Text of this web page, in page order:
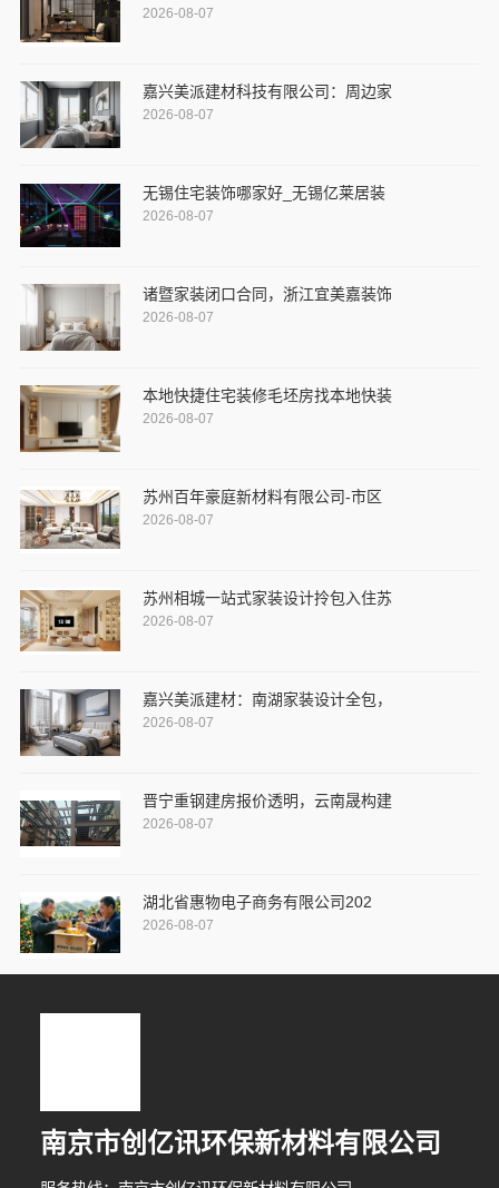
2026-08-07
嘉兴美派建材科技有限公司：周边家
2026-08-07
无锡住宅装饰哪家好_无锡亿莱居装
2026-08-07
诸暨家装闭口合同，浙江宜美嘉装饰
2026-08-07
本地快捷住宅装修毛坯房找本地快装
2026-08-07
苏州百年豪庭新材料有限公司-市区
2026-08-07
苏州相城一站式家装设计拎包入住苏
2026-08-07
嘉兴美派建材：南湖家装设计全包，
2026-08-07
晋宁重钢建房报价透明，云南晟构建
2026-08-07
湖北省惠物电子商务有限公司202
2026-08-07
南京市创亿讯环保新材料有限公司